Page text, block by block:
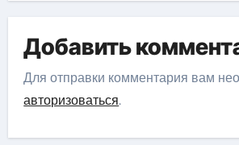
Добавить
Для отправки комментария вам
авторизоваться.